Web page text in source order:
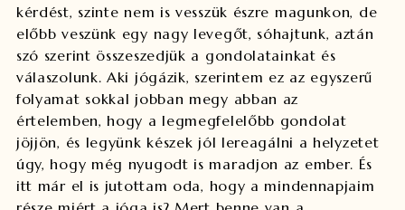
kérdést, szinte nem is vesszük észre magunkon, de
előbb veszünk egy nagy levegőt, sóhajtunk, aztán
szó szerint összeszedjük a gondolatainkat és
válaszolunk. Aki jógázik, szerintem ez az egyszerű
folyamat sokkal jobban megy abban az
értelemben, hogy a legmegfelelőbb gondolat
jöjjön, és legyünk készek jól lereagálni a helyzetet
úgy, hogy még nyugodt is maradjon az ember. És
itt már el is jutottam oda, hogy a mindennapjaim